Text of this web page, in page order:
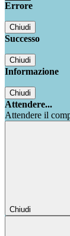
Errore
Chiudi
Successo
Chiudi
Informazione
Chiudi
Attendere...
Attendere il
Chiudi